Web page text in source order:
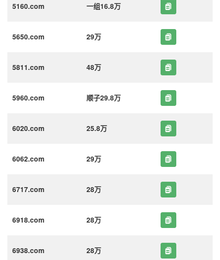
5160.com 一组16.8万
5650.com 29万
5811.com 48万
5960.com 顺子29.8万
6020.com 25.8万
6062.com 29万
6717.com 28万
6918.com 28万
6938.com 28万